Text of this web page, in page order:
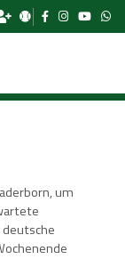
um
deutsche